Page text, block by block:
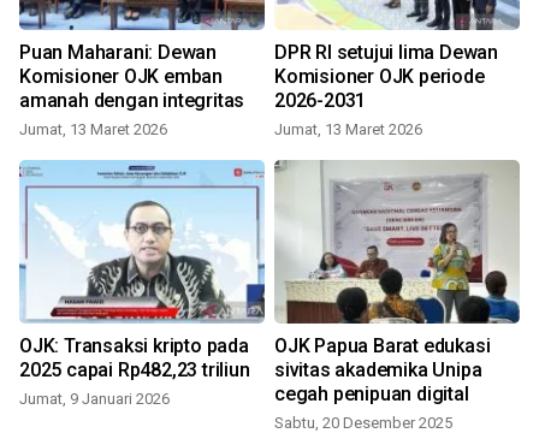
Puan Maharani: Dewan
Komisioner OJK emban
amanah dengan integritas
Jumat, 13 Maret 2026
DPR RI setujui lima Dewan
Komisioner OJK periode
2026-2031
Jumat, 13 Maret 2026
OJK: Transaksi kripto pada
2025 capai Rp482,23 triliun
Jumat, 9 Januari 2026
OJK Papua Barat edukasi
sivitas akademika Unipa
cegah penipuan digital
Sabtu, 20 Desember 2025